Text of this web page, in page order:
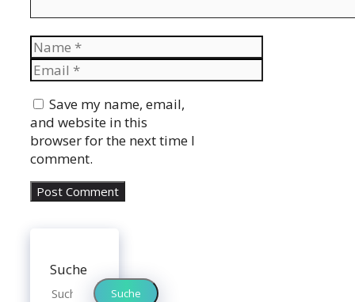
Name
Email
Save my name, email,
and website in this
browser for the next time I
comment.
Suche
Suche